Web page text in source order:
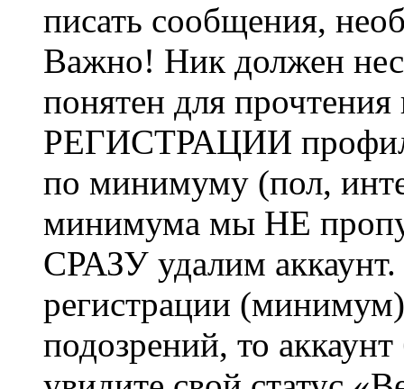
писать сообщения,
Важно! Ник должен
понятен для
РЕГИСТРАЦИИ профиль
по минимуму (пол,
минимума мы НЕ
СРАЗУ удалим
регистрации
подозрений, то